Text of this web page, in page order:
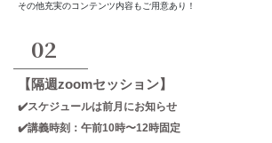
その他充実のコンテンツ内容もご用意あり！
02
【隔週zoomセッション】
✔️スケジュールは前月にお知らせ
✔️講義時刻：午前10時〜12時固定